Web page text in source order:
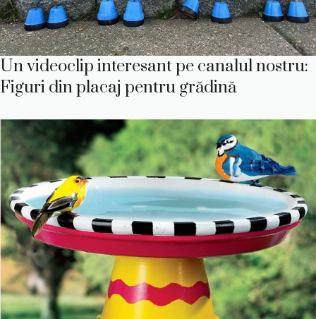
Un videoclip interesant pe canalul nostru:
Figuri din placaj pentru grădină